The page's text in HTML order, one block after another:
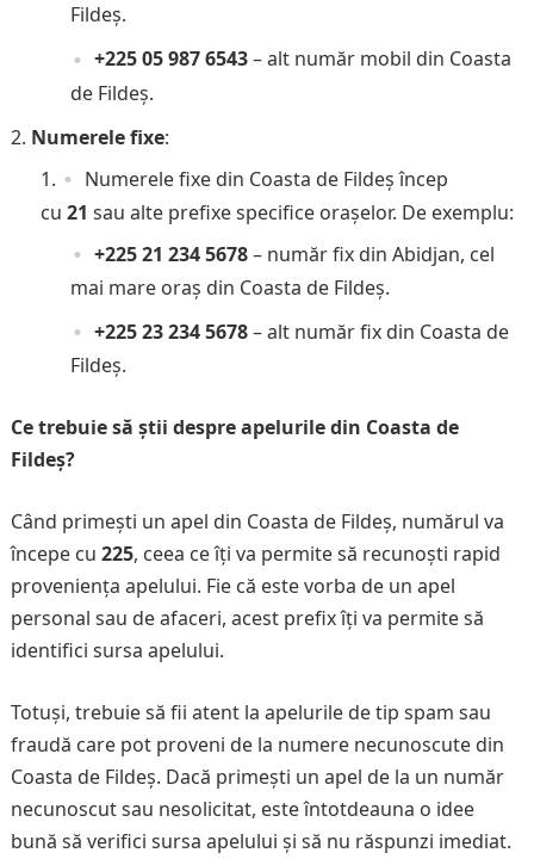
Fildeș.
+225 05 987 6543– alt număr mobil din Coasta
de Fildeș.
Numerele fixe:
Numerele fixe din Coasta de Fildeș încep
cu 21 sau alte prefixe specifice orașelor. De exemplu:
+225 21 234 5678– număr fix din Abidjan, cel
mai mare oraș din Coasta de Fildeș.
+225 23 234 5678– alt număr fix din Coasta de
Fildeș.
Ce trebuie să știi despre apelurile din Coasta de
Fildeș?
Când primești un apel din Coasta de Fildeș, numărul va
începe cu 225, ceea ce îți va permite să recunoști rapid
proveniența apelului. Fie că este vorba de un apel
personal sau de afaceri, acest prefix îți va permite să
identifici sursa apelului.
Totuși, trebuie să fii atent la apelurile de tip spam sau
fraudă care pot proveni de la numere necunoscute din
Coasta de Fildeș. Dacă primești un apel de la un număr
necunoscut sau nesolicitat, este întotdeauna o idee
bună să verifici sursa apelului și să nu răspunzi imediat.